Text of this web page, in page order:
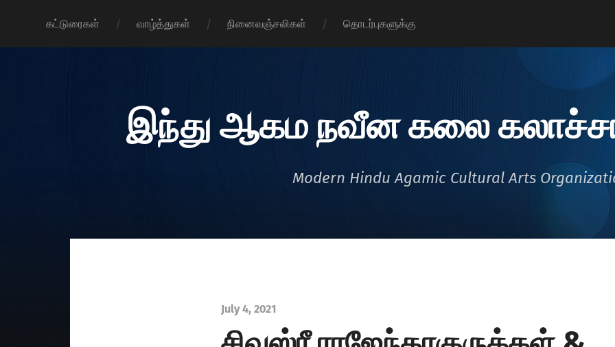
கட்டுரைகள் வாழ்த்துகள் நினைவஞ்சலிகள் தொடர்புகளுக்கு
இந்து ஆகம நவீன கலை
Modern Hindu Agamic Cultural Arts
July 4, 2021